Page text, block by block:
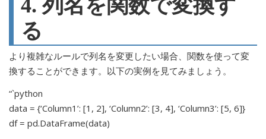
4. 列名を関数で変換す
る
より複雑なルールで列名を変更したい場合、関数を使って変
換することができます。以下の実例を見てみましょう。
“`python
data = {‘Column1’: [1, 2], ‘Column2’: [3, 4], ‘Column3’: [5, 6]}
df = pd.DataFrame(data)